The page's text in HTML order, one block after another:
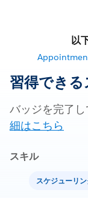
以
習得でき
バッジを完了
細はこちら
スキル
スケジューリ